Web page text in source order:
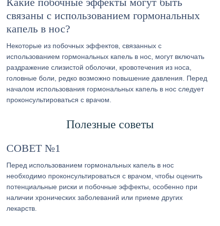
связаны с использованием гормональных
капель в нос?
Некоторые из побочных эффектов, связанных с
использованием гормональных капель в нос, могут включать
раздражение слизистой оболочки, кровотечения из носа,
головные боли, редко возможно повышение давления. Перед
началом использования гормональных капель в нос следует
проконсультироваться с врачом.
Полезные советы
СОВЕТ №1
Перед использованием гормональных капель в нос
необходимо проконсультироваться с врачом, чтобы оценить
потенциальные риски и побочные эффекты, особенно при
наличии хронических заболеваний или приеме других
лекарств.